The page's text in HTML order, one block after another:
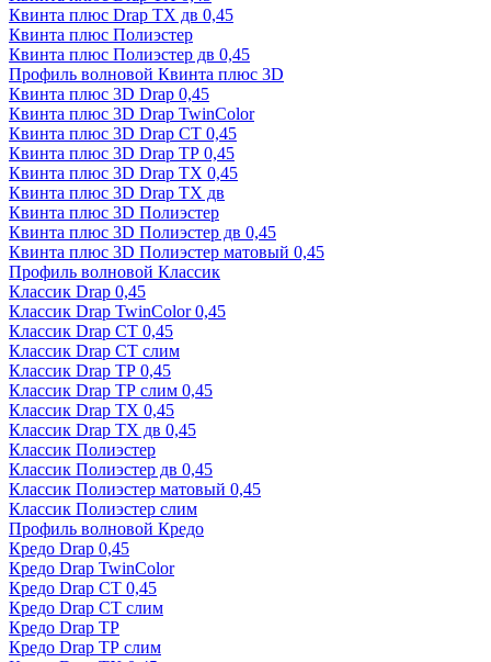
Квинта плюс Drap ТХ дв 0,45
Квинта плюс Полиэстер
Квинта плюс Полиэстер дв 0,45
Профиль волновой Квинта плюс 3D
Квинта плюс 3D Drap 0,45
Квинта плюс 3D Drap TwinColor
Квинта плюс 3D Drap СТ 0,45
Квинта плюс 3D Drap ТР 0,45
Квинта плюс 3D Drap ТХ 0,45
Квинта плюс 3D Drap ТХ дв
Квинта плюс 3D Полиэстер
Квинта плюс 3D Полиэстер дв 0,45
Квинта плюс 3D Полиэстер матовый 0,45
Профиль волновой Классик
Классик Drap 0,45
Классик Drap TwinColor 0,45
Классик Drap СТ 0,45
Классик Drap СТ слим
Классик Drap ТР 0,45
Классик Drap ТР слим 0,45
Классик Drap ТХ 0,45
Классик Drap ТХ дв 0,45
Классик Полиэстер
Классик Полиэстер дв 0,45
Классик Полиэстер матовый 0,45
Классик Полиэстер слим
Профиль волновой Кредо
Кредо Drap 0,45
Кредо Drap TwinColor
Кредо Drap СТ 0,45
Кредо Drap СТ слим
Кредо Drap ТР
Кредо Drap ТР слим